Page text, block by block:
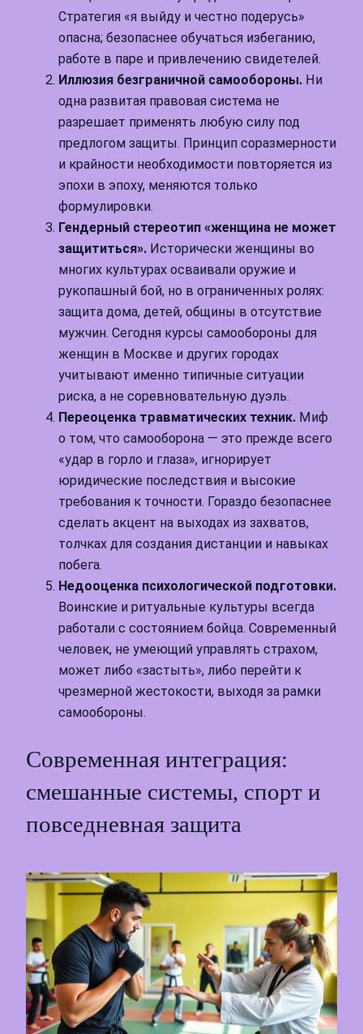
Стратегия «я выйду и честно подерусь»
опасна; безопаснее обучаться избеганию,
работе в паре и привлечению свидетелей.
Иллюзия безграничной самообороны. Ни
одна развитая правовая система не
разрешает применять любую силу под
предлогом защиты. Принцип соразмерности
и крайности необходимости повторяется из
эпохи в эпоху, меняются только
формулировки.
Гендерный стереотип «женщина не может
защититься». Исторически женщины во
многих культурах осваивали оружие и
рукопашный бой, но в ограниченных ролях:
защита дома, детей, общины в отсутствие
мужчин. Сегодня курсы самообороны для
женщин в Москве и других городах
учитывают именно типичные ситуации
риска, а не соревновательную дуэль.
Переоценка травматических техник. Миф
о том, что самооборона — это прежде всего
«удар в горло и глаза», игнорирует
юридические последствия и высокие
требования к точности. Гораздо безопаснее
сделать акцент на выходах из захватов,
толчках для создания дистанции и навыках
побега.
Недооценка психологической подготовки.
Воинские и ритуальные культуры всегда
работали с состоянием бойца. Современный
человек, не умеющий управлять страхом,
может либо «застыть», либо перейти к
чрезмерной жестокости, выходя за рамки
самообороны.
Современная интеграция:
смешанные системы, спорт и
повседневная защита